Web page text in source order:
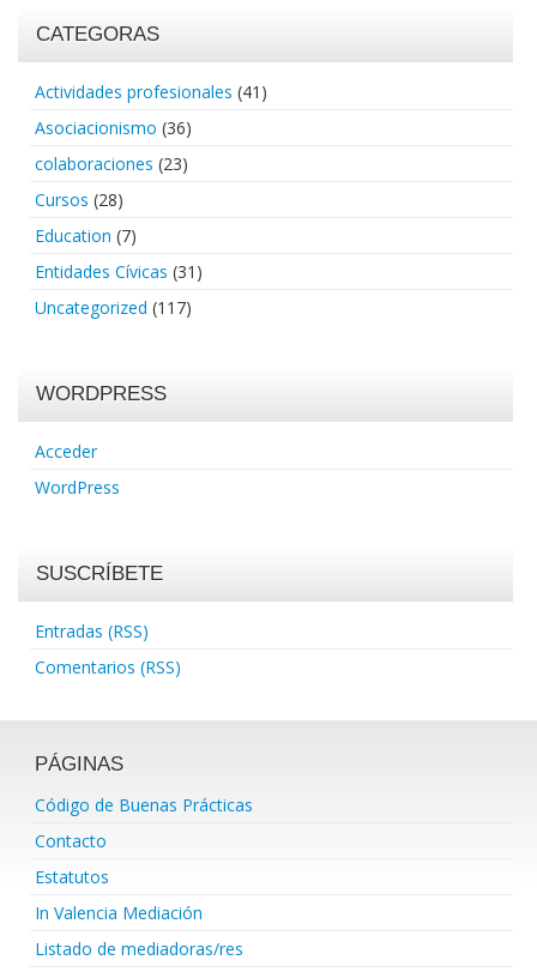
CATEGORAS
Actividades profesionales (41)
Asociacionismo (36)
colaboraciones (23)
Cursos (28)
Education (7)
Entidades Cívicas (31)
Uncategorized (117)
WORDPRESS
Acceder
WordPress
SUSCRÍBETE
Entradas (RSS)
Comentarios (RSS)
PÁGINAS
Código de Buenas Prácticas
Contacto
Estatutos
In Valencia Mediación
Listado de mediadoras/res